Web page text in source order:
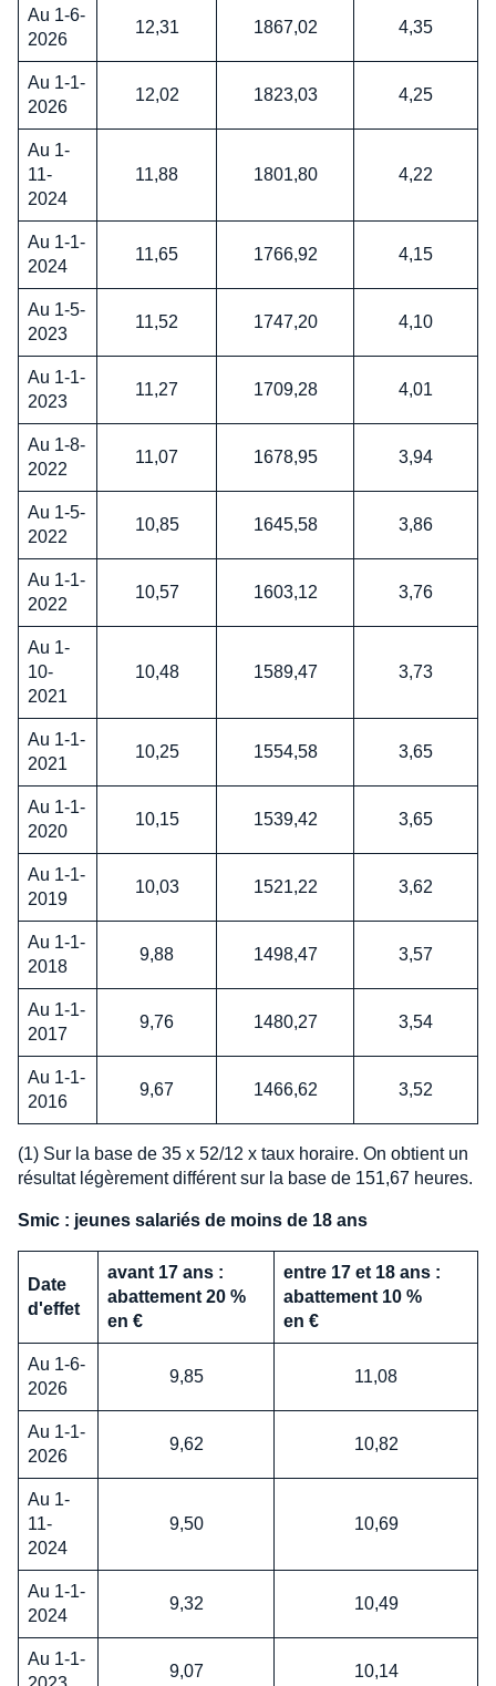
Au 1-6-
2026
12,31 1867,02 4,35
Au 1-1-
2026
12,02 1823,03 4,25
Au 1-
11-
2024
11,88 1801,80 4,22
Au 1-1-
2024
11,65 1766,92 4,15
Au 1-5-
2023
11,52 1747,20 4,10
Au 1-1-
2023
11,27 1709,28 4,01
Au 1-8-
2022
11,07 1678,95 3,94
Au 1-5-
2022
10,85 1645,58 3,86
Au 1-1-
2022
10,57 1603,12 3,76
Au 1-
10-
2021
10,48 1589,47 3,73
Au 1-1-
2021
10,25 1554,58 3,65
Au 1-1-
2020
10,15 1539,42 3,65
Au 1-1-
2019
10,03 1521,22 3,62
Au 1-1-
2018
9,88 1498,47 3,57
Au 1-1-
2017
9,76 1480,27 3,54
Au 1-1-
2016
9,67 1466,62 3,52
(1) Sur la base de 35 x 52/12 x taux horaire. On obtient un
résultat légèrement différent sur la base de 151,67 heures.
Smic : jeunes salariés de moins de 18 ans
Date
d'effet
avant 17 ans :
abattement 20 %
en €
entre 17 et 18 ans :
abattement 10 %
en €
Au 1-6-
2026
9,85 11,08
Au 1-1-
2026
9,62 10,82
Au 1-
11-
2024
9,50 10,69
Au 1-1-
2024
9,32 10,49
Au 1-1-
9,07 10,14